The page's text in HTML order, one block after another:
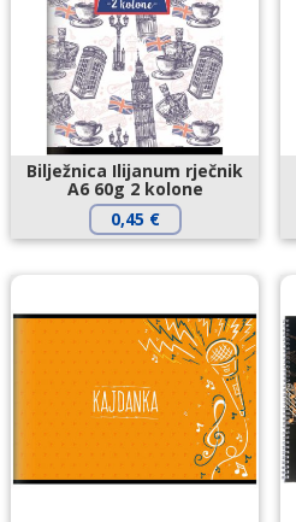
Bilježnica Ilijanum rječnik
A6 60g 2 kolone
0,45 €